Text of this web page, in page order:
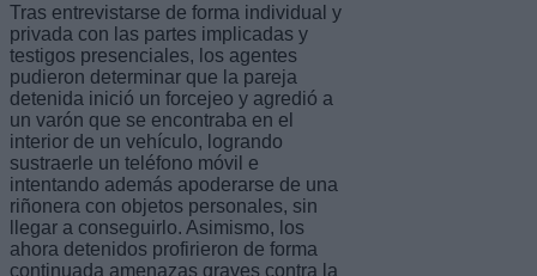
Tras entrevistarse de forma individual y
privada con las partes implicadas y
testigos presenciales, los agentes
pudieron determinar que la pareja
detenida inició un forcejeo y agredió a
un varón que se encontraba en el
interior de un vehículo, logrando
sustraerle un teléfono móvil e
intentando además apoderarse de una
riñonera con objetos personales, sin
llegar a conseguirlo. Asimismo, los
ahora detenidos profirieron de forma
continuada amenazas graves contra la